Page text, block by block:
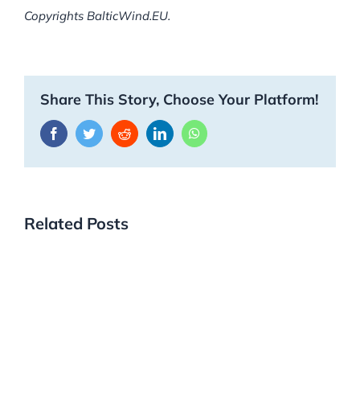
Copyrights BalticWind.EU.
Share This Story, Choose Your Platform!
FacebookTwitterRedditLinkedInWhatsApp
Related Posts